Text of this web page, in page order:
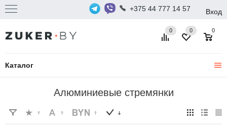
+375 44 777 14 57 Вход
Каталог
0 0
0
Алюминиевые стремянки